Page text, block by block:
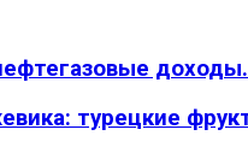
турецкие